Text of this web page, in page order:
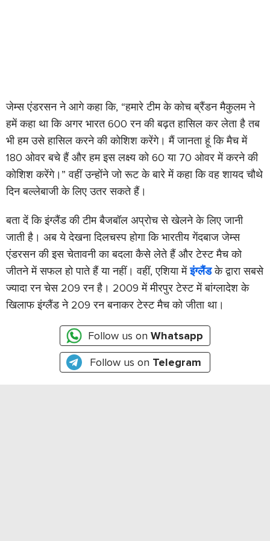
जेम्स एंडरसन ने आगे कहा कि, “हमारे टीम के कोच ब्रैंडन मैकुलम ने
हमें कहा था कि अगर भारत 600 रन की बढ़त हासिल कर लेता है तब
भी हम उसे हासिल करने की कोशिश करेंगे। मैं जानता हूं कि मैच में
180 ओवर बचे हैं और हम इस लक्ष्य को 60 या 70 ओवर में करने की
कोशिश करेंगे।” वहीं उन्होंने जो रूट के बारे में कहा कि वह शायद चौथे
दिन बल्लेबाजी के लिए उतर सकते हैं।
बता दें कि इंग्लैंड की टीम बैजबॉल अप्रोच से खेलने के लिए जानी
जाती है। अब ये देखना दिलचस्प होगा कि भारतीय गेंदबाज जेम्स
एंडरसन की इस चेतावनी का बदला कैसे लेते हैं और टेस्ट मैच को
जीतने में सफल हो पाते हैं या नहीं। वहीं, एशिया मेंइंग्लैंड के द्वारा सबसे
ज्यादा रन चेस 209 रन है। 2009 में मीरपुर टेस्ट में बांग्लादेश के
खिलाफ इंग्लैंड ने 209 रन बनाकर टेस्ट मैच को जीता था।
Follow us on Whatsapp
Follow us on Telegram